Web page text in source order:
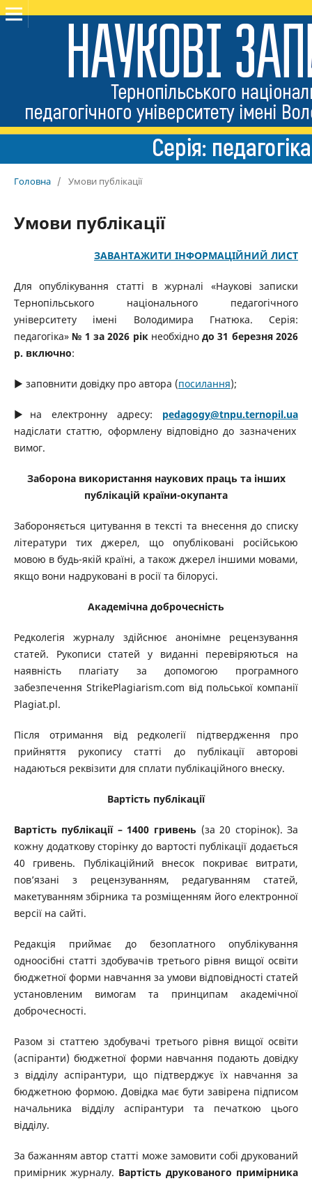
Головна / Умови публікації
Умови публікації
ЗАВАНТАЖИТИ ІНФОРМАЦІЙНИЙ ЛИСТ
Для опублікування статті в журналі «Наукові записки
Тернопільського національного педагогічного
університету імені Володимира Гнатюка. Серія:
педагогіка»№ 1 за 2026 рікнеобхіднодо 31 березня 2026
р. включно:
▶ заповнити довідку про автора (посилання);
▶на електронну адресу: pedagogy@tnpu.ternopil.ua
надіслати статтю, оформлену відповідно до зазначених
вимог.
Заборона використання наукових праць та інших
публікацій країни-окупанта
Забороняється цитування в тексті та внесення до списку
літератури тих джерел, що опубліковані російською
мовою в будь-якій країні, а також джерел іншими мовами,
якщо вони надруковані в росії та білорусі.
Академічна доброчесність
Редколегія журналу здійснює анонімне рецензування
статей. Рукописи статей у виданні перевіряються на
наявність плагіату за допомогою програмного
забезпечення StrikePlagiarism.com від польської компанії
Plagiat.pl.
Після отримання від редколегії підтвердження про
прийняття рукопису статті до публікації авторові
надаються реквізити для сплати публікаційного внеску.
Вартість публікації
Вартість публікації – 1400 гривень (за 20 сторінок). За
кожну додаткову сторінку до вартості публікації додається
40 гривень. Публікаційний внесок покриває витрати,
пов’язані з рецензуванням, редагуванням статей,
макетуванням збірника та розміщенням його електронної
версії на сайті.
Редакція приймає до безоплатного опублікування
одноосібні статті здобувачів третього рівня вищої освіти
бюджетної форми навчання за умови відповідності статей
установленим вимогам та принципам академічної
доброчесності.
Разом зі статтею здобувачі третього рівня вищої освіти
(аспіранти) бюджетної форми навчання подають довідку
з відділу аспірантури, що підтверджує їх навчання за
бюджетною формою. Довідка має бути завірена підписом
начальника відділу аспірантури та печаткою цього
відділу.
За бажанням автор статті може замовити собі друкований
примірник журналу. Вартість друкованого примірника